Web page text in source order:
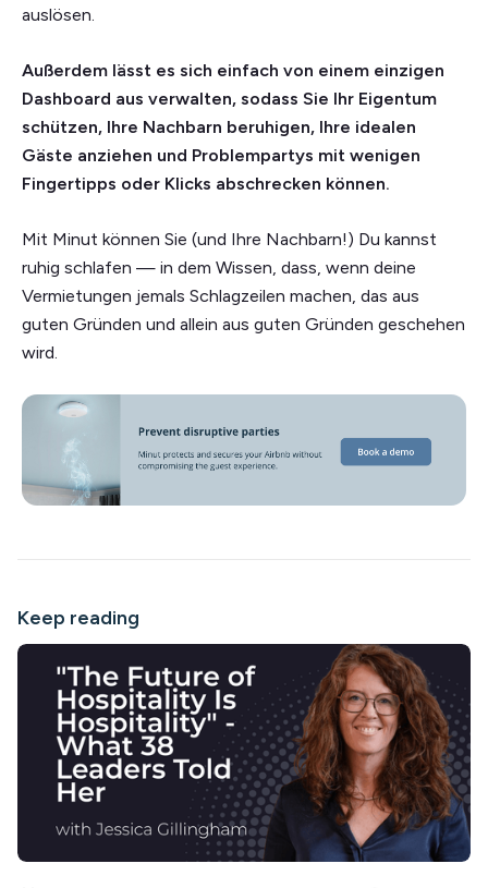
auslösen.
Außerdem lässt es sich einfach von einem einzigen
Dashboard aus verwalten, sodass Sie Ihr Eigentum
schützen, Ihre Nachbarn beruhigen, Ihre idealen
Gäste anziehen und Problempartys mit wenigen
Fingertipps oder Klicks abschrecken können.
Mit Minut können Sie (und Ihre Nachbarn!) Du kannst
ruhig schlafen — in dem Wissen, dass, wenn deine
Vermietungen jemals Schlagzeilen machen, das aus
guten Gründen und allein aus guten Gründen geschehen
wird.
Keep reading